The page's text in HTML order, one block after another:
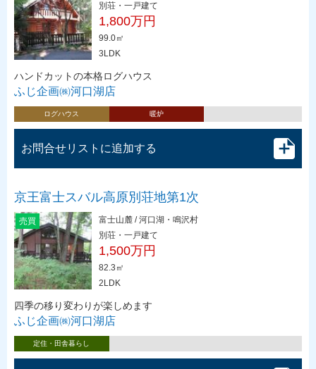
別荘・一戸建て
1,800万円
99.0㎡
3LDK
ハンドカットの本格ログハウス
ふじ企画㈱河口湖店
ログハウス 暖炉
お問合せリストに追加する
京王富士スバル高原別荘地第1次
売買
富士山麓 / 河口湖・鳴沢村
別荘・一戸建て
1,500万円
82.3㎡
2LDK
四季の移り変わりが楽しめます
ふじ企画㈱河口湖店
定住・田舎暮らし